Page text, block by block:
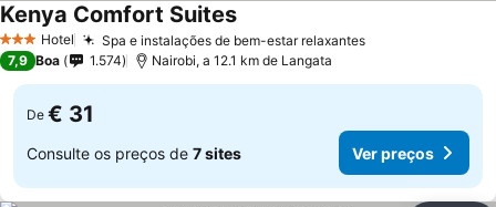
3 EstrelasHotel Spa e instalações de bem-estar relaxantesVer preços
Kenya Comfort SuitesVer preços
7,9 Boa 1.574 Nairobi, a 12.1 km de Langata
De € 31
Consulte os preços de 7 sites Ver preços